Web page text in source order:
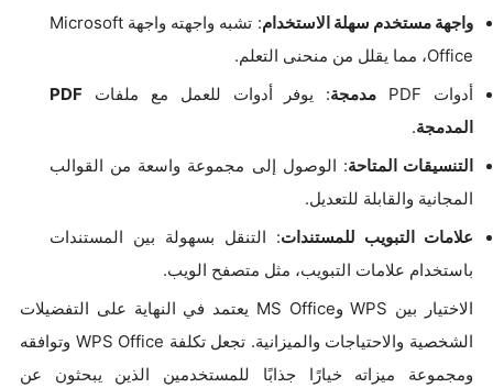
واجهة مستخدم سهلة الاستخدام
: تشبه واجهته واجهة Microsoft
Office، مما يقلل من منحنى التعلم.
أدوات PDF
مدمجة: يوفر أدوات للعمل مع ملفات PDF
المدمجة.
التنسيقات المتاحة: الوصول إلى مجموعة واسعة من القوالب
المجانية والقابلة للتعديل.
علامات التبويب للمستندات: التنقل بسهولة بين المستندات
باستخدام علامات التبويب، مثل متصفح الويب.
الاختيار بين WPS وMS Office يعتمد في النهاية على التفضيلات
الشخصية والاحتياجات والميزانية. تجعل تكلفة WPS Office وتوافقه
ومجموعة ميزاته خيارًا جذابًا للمستخدمين الذين يبحثون عن